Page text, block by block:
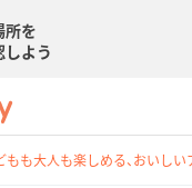
所を
よう
もも大人も楽しめる、おいし